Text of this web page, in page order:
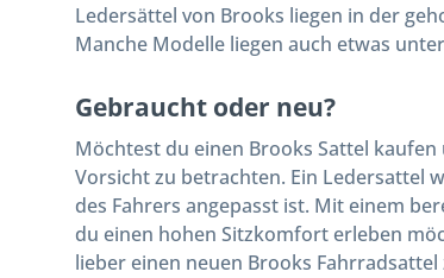
Ledersättel von Brooks liegen in der
Manche Modelle liegen auch etwas
Gebraucht oder neu?
Möchtest du einen Brooks Sattel
Vorsicht zu betrachten. Ein Ledersattel
des Fahrers angepasst ist. Mit einem
du einen hohen Sitzkomfort erleben
lieber einen neuen Brooks Fahrradsattel